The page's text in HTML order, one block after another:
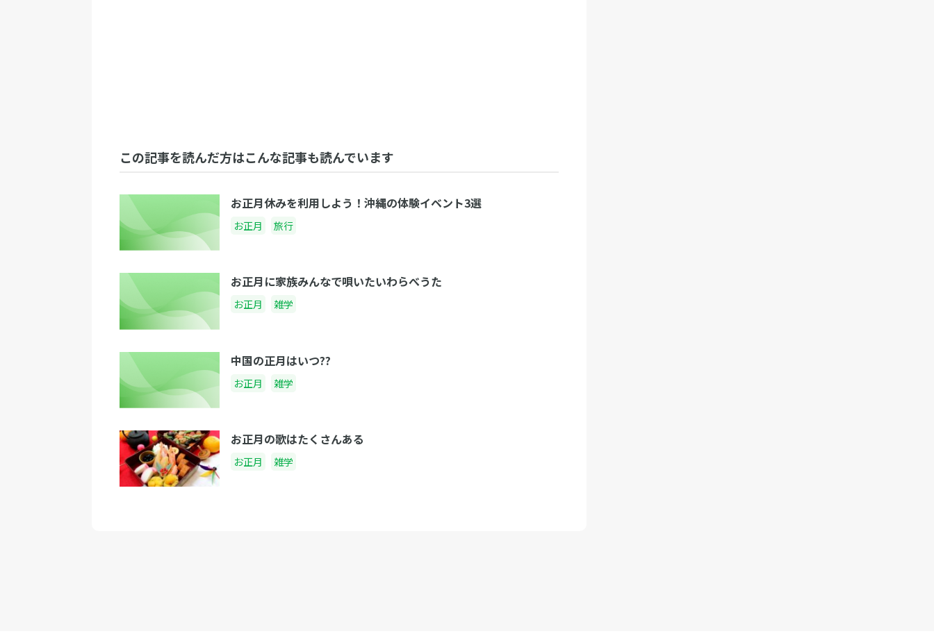
この記事を読んだ方はこんな記事も読んでいます
お正月休みを利用しよう！沖縄の体験イベント3選
お正月 旅行
お正月に家族みんなで唄いたいわらべうた
お正月 雑学
中国の正月はいつ??
お正月 雑学
お正月の歌はたくさんある
お正月 雑学